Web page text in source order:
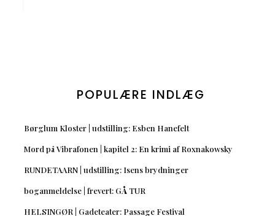
POPULÆRE INDLÆG
Børglum Kloster | udstilling: Esben Hanefelt
Mord på Vibrafonen | kapitel 2: En krimi af Roxnakowsky
RUNDETAARN | udstilling: Isens brydninger
boganmeldelse | frevert: GÅ TUR
HELSINGØR | Gadeteater: Passage Festival